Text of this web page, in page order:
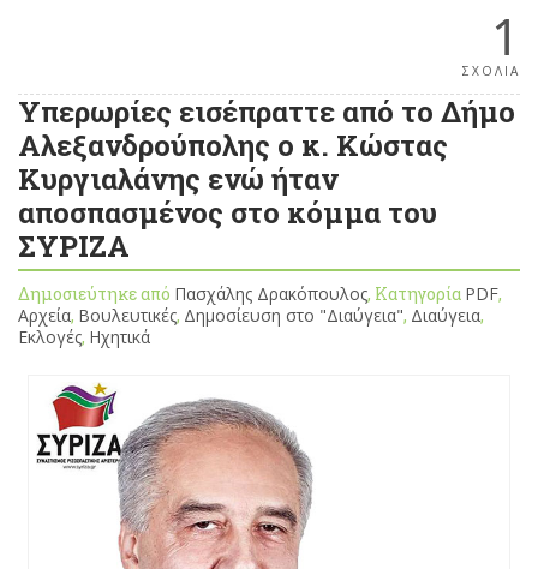
1
ΣΧΟΛΙΑ
Υπερωρίες εισέπραττε από το Δήμο
Αλεξανδρούπολης ο κ. Κώστας
Κυργιαλάνης ενώ ήταν
αποσπασμένος στο κόμμα του
ΣΥΡΙΖΑ
Δημοσιεύτηκε από Πασχάλης Δρακόπουλος, Κατηγορία PDF,
Αρχεία, Βουλευτικές, Δημοσίευση στο "Διαύγεια", Διαύγεια,
Εκλογές, Ηχητικά